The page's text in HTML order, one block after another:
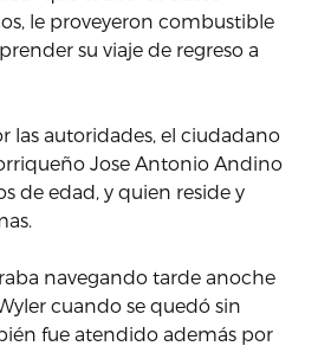
le proveyeron combustible
su viaje de regreso a
las autoridades, el ciudadano
Jose Antonio Andino
de edad, y quien reside y
navegando tarde anoche
cuando se quedó sin
fue atendido además por